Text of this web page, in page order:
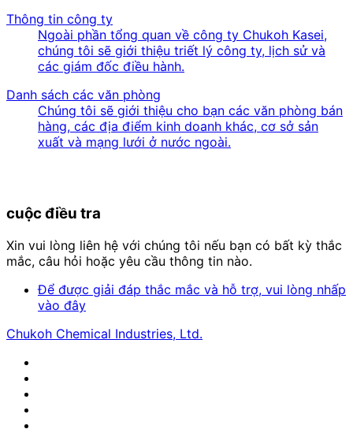
Thông tin công ty
Ngoài phần tổng quan về công ty Chukoh Kasei,
chúng tôi sẽ giới thiệu triết lý công ty, lịch sử và
các giám đốc điều hành.
Danh sách các văn phòng
Chúng tôi sẽ giới thiệu cho bạn các văn phòng bán
hàng, các địa điểm kinh doanh khác, cơ sở sản
xuất và mạng lưới ở nước ngoài.
cuộc điều tra
Xin vui lòng liên hệ với chúng tôi nếu bạn có bất kỳ thắc
mắc, câu hỏi hoặc yêu cầu thông tin nào.
Để được giải đáp thắc mắc và hỗ trợ, vui lòng nhấp
vào đây
Chukoh Chemical Industries, Ltd.